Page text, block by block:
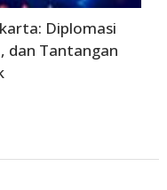
Diplomasi
dan Tantangan